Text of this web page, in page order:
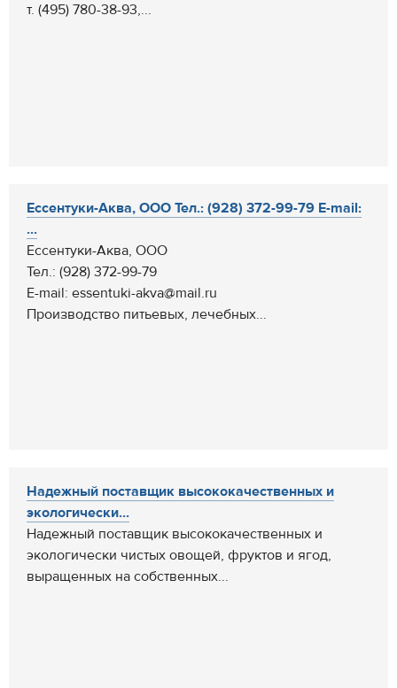
т. (495) 780-38-93,...
Ессентуки-Аква, ООО Тел.: (928) 372-99-79 E-mail:
...
Ессентуки-Аква, ООО
Тел.: (928) 372-99-79
E-mail: essentuki-akva@mail.ru
Производство питьевых, лечебных...
Надежный поставщик высококачественных и
экологически...
Надежный поставщик высококачественных и
экологически чистых овощей, фруктов и ягод,
выращенных на собственных...